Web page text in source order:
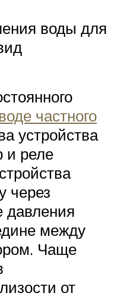
воды для
частного
устройства
и реле
через
давления
между
Чаще
от